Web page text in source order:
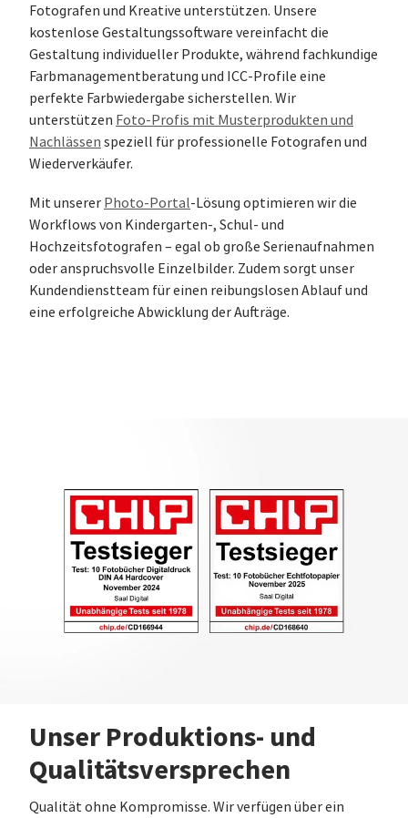
Fotografen und Kreative unterstützen. Unsere
kostenlose Gestaltungssoftware vereinfacht die
Gestaltung individueller Produkte, während fachkundige
Farbmanagementberatung und ICC-Profile eine
perfekte Farbwiedergabe sicherstellen. Wir
unterstützen Foto-Profis mit Musterprodukten und
Nachlässen speziell für professionelle Fotografen und
Wiederverkäufer.
Mit unserer Photo-Portal-Lösung optimieren wir die
Workflows von Kindergarten-, Schul- und
Hochzeitsfotografen – egal ob große Serienaufnahmen
oder anspruchsvolle Einzelbilder. Zudem sorgt unser
Kundendienstteam für einen reibungslosen Ablauf und
eine erfolgreiche Abwicklung der Aufträge.
Unser Produktions- und
Qualitätsversprechen
Qualität ohne Kompromisse. Wir verfügen über ein